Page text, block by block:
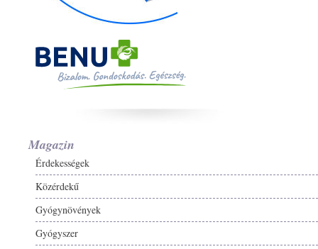
Magazin
Érdekességek
Közérdekű
Gyógynövények
Gyógyszer